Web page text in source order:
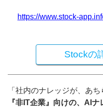
https://www.stock-
Stockの
「社内のナレッジが、あ
『非IT企業』向けの、AIナ